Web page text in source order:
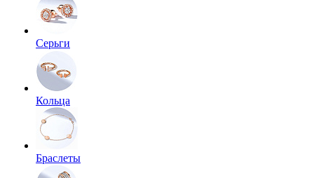
Серьги
Кольца
Браслеты